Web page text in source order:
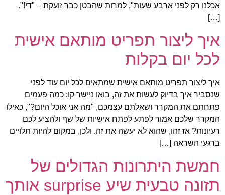
אכלנו רק לפני ארבע שעות", למרות שהבטן כבר זועקת – "די!".
[…]
איך ליצור תפריט מותאם אישית
לכל יום בקלות
איך ליצור תפריט מותאם אישית שמתאים לכל יום עוד לפני
שנסביר איך בדיוק לעשות את זה, בואו ניישר קו: כמה פעמים
פתחתם את המקרר ושאלתם עצמכם, "מה אני אוכל היום?", כאילו
המקרר שלכם אמור לפתע לפתח אישיות של שף ולהציע לכם
רעיונות? אז זהו, שהוא לא יעשה את זה. ולכן, במקום להיות תלויים
ברגעי השראה […]
חמשת היתרונות הגדולים של
תזונה טבעית שיע surprise אותך